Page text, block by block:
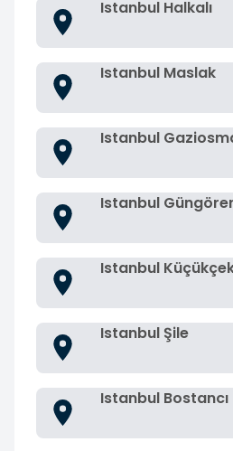
Istanbul Halkalı
Istanbul Maslak
Istanbul
Istanbul
Istanbul
Istanbul Şile
Istanbul Bostancı